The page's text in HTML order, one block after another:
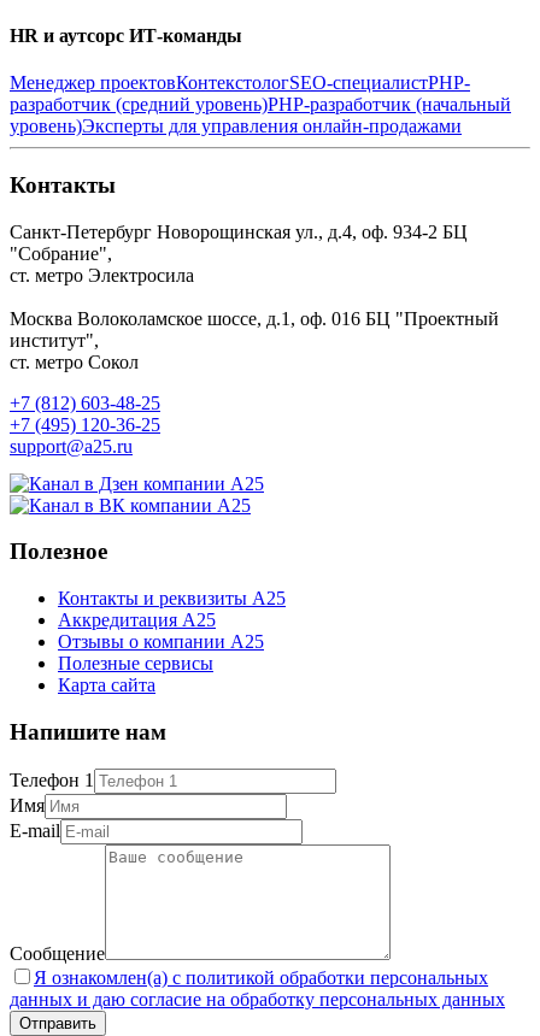
HR и аутсорс ИТ-команды
Менеджер проектовКонтекстологSEO-специалистPHP-
разработчик (средний уровень)PHP-разработчик (начальный
уровень)Эксперты для управления онлайн-продажами
Контакты
Санкт-Петербург Новорощинская ул., д.4, оф. 934-2 БЦ
"Собрание",
ст. метро Электросила
Москва Волоколамское шоссе, д.1, оф. 016 БЦ "Проектный
институт",
ст. метро Сокол
+7 (812) 603-48-25
+7 (495) 120-36-25
support@a25.ru
Полезное
Контакты и реквизиты А25
Аккредитация А25
Отзывы о компании А25
Полезные сервисы
Карта сайта
Напишите нам
Телефон 1
Имя
E-mail
Сообщение
Я ознакомлен(а) с политикой обработки персональных
данных и даю согласие на обработку персональных данных